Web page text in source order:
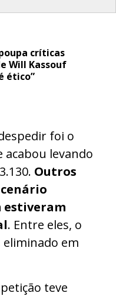
críticas
Will Kassouf
ético”
foi o
acabou levando
Outros
. Entre eles, o
eliminado em
teve